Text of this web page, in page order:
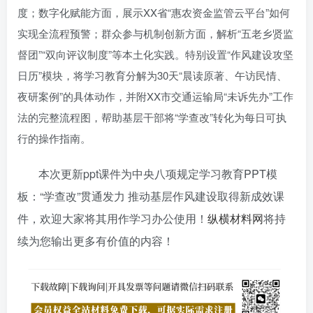
度；数字化赋能方面，展示XX省“惠农资金监管云平台”如何
实现全流程预警；群众参与机制创新方面，解析“五老乡贤监
督团”“双向评议制度”等本土化实践。特别设置“作风建设攻坚
日历”模块，将学习教育分解为30天“晨读原著、午访民情、
夜研案例”的具体动作，并附XX市交通运输局“未诉先办”工作
法的完整流程图，帮助基层干部将“学查改”转化为每日可执
行的操作指南。
本次更新ppt课件为中央八项规定学习教育PPT模
板：“学查改”贯通发力 推动基层作风建设取得新成效课
件，欢迎大家将其用作学习办公使用！ 纵横材料网将持
续为您输出更多有价值的内容！